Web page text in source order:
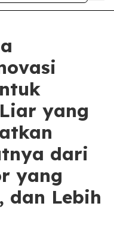
yang
dari
yang
dan Lebih